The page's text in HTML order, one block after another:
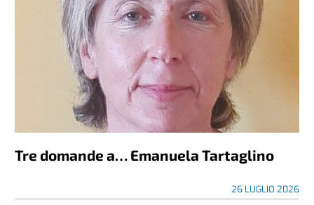
Tre domande a… Emanuela Tartaglino
26 LUGLIO 2026